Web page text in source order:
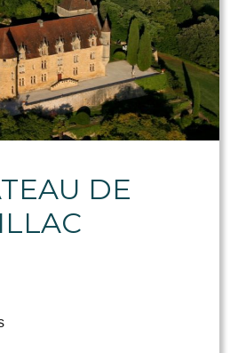
DE